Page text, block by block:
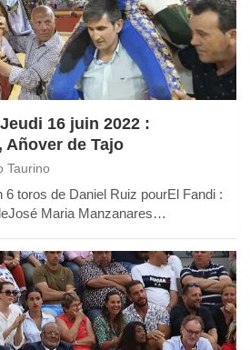
16 juin 2022 :
Añover de Tajo
Taurino
6 toros de Daniel Ruiz pourEl Fandi :
Maria Manzanares…